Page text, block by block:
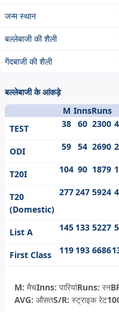
जन्म स्थान
बल्लेबाजी की शैली
गेंदबाजी की शैली
बल्लेबाजी के आंकड़े
M InnsRuns
TEST
38 60 2300
ODI 59 54 2690
T20I 104 90 1879
T20
(Domestic)
277247 5924
List A 145 133 5227
First Class 119 193 6686
M: मैचInns: पारियांRuns: रन
AVG: औसतS/R: स्ट्राइक रेट